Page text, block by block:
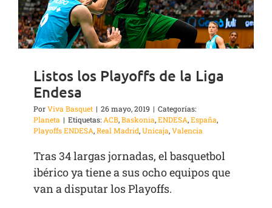
Listos los Playoffs de la Liga
Endesa
PorViva Basquet | 26 mayo, 2019 | Categorías:
Planeta | Etiquetas:ACB,Baskonia,ENDESA,España,
Playoffs ENDESA,Real Madrid,Unicaja,Valencia
Tras 34 largas jornadas, el basquetbol
ibérico ya tiene a sus ocho equipos que
van a disputar los Playoffs.